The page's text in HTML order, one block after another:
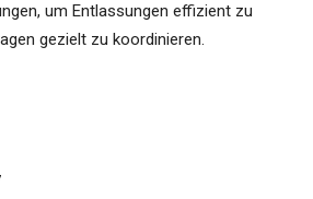
um Entlassungen effizient zu
gezielt zu koordinieren.